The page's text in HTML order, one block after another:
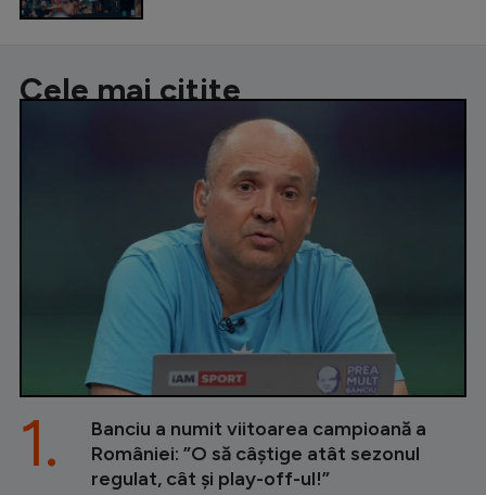
Cele mai citite
Banciu a numit viitoarea campioană a
României: ”O să câștige atât sezonul
regulat, cât și play-off-ul!”
1.